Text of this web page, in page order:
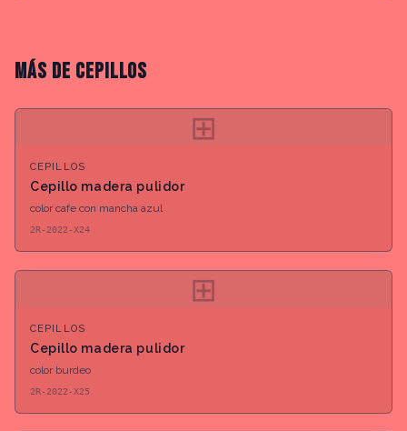
MÁS DE CEPILLOS
⊞
CEPILLOS
Cepillo madera pulidor
color cafe con mancha azul
2R-2022-X24
⊞
CEPILLOS
Cepillo madera pulidor
color burdeo
2R-2022-X25